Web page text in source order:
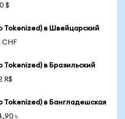
$
Tokenized) в Швейцарский
CHF
в Бразильский
R$
Tokenized) в Бангладешская
৳